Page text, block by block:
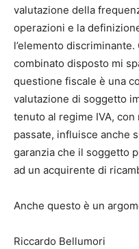
valutazione della
operazioni e la
l’elemento
combinato disposto mi
questione fiscale è una
valutazione di soggetto
tenuto al regime IVA,
passate, influisce anche
garanzia che il soggetto
ad un acquirente di
Anche questo è un
Riccardo Bellumori